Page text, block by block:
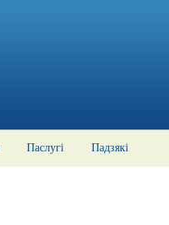
Паслугі Падзякі